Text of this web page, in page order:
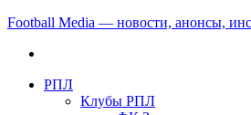
Football Media — новости, анонсы,
РПЛ
Клубы РПЛ